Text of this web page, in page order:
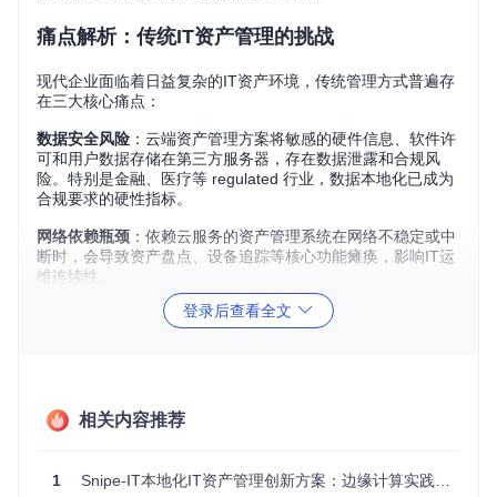
痛点解析：传统IT资产管理的挑战
现代企业面临着日益复杂的IT资产环境，传统管理方式普遍存
在三大核心痛点：
数据安全风险 ：云端资产管理方案将敏感的硬件信息、软件许
可和用户数据存储在第三方服务器，存在数据泄露和合规风
险。特别是金融、医疗等 regulated 行业，数据本地化已成为
合规要求的硬性指标。
网络依赖瓶颈 ：依赖云服务的资产管理系统在网络不稳定或中
断时，会导致资产盘点、设备追踪等核心功能瘫痪，影响IT运
维连续性。
：全功能云平台往往包含企业不需要的冗余模
块，造成计算资源浪费和性能损耗，增加不必要的运营成本。
架构设计：轻量级本地化部署方案
针对上述痛点，Snipe-IT提供了模块化的本地化部署架构，核
登录后查看全文
相关内容推荐
1 Snipe-IT本地化IT资产管理创新方案：边缘计算实践指南